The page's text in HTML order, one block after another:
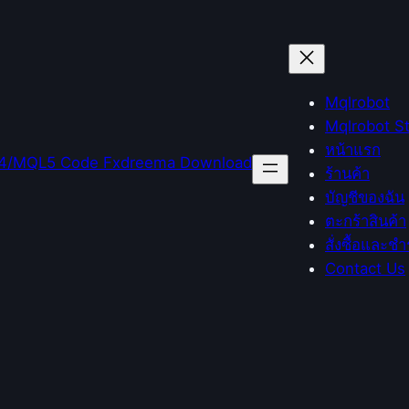
Mqlrobot
Mqlrobot
หน้าแรก
ร้านค้า
บัญชีของฉัน
ตะกร้าสินค้า
สั่งซื้อและชำ
Contact Us